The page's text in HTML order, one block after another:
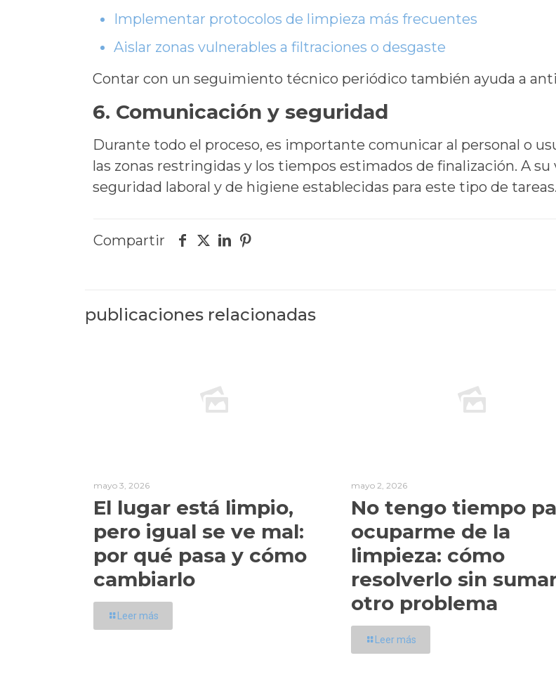
Implementar protocolos de limpieza más frecuentes
Aislar zonas vulnerables a filtraciones o desgaste
Contar con un seguimiento técnico periódico también ayuda a
6. Comunicación y seguridad
Durante todo el proceso, es importante comunicar al personal o
las zonas restringidas y los tiempos estimados de finalización. A
seguridad laboral y de higiene establecidas para este tipo de tareas.
Compartir
publicaciones relacionadas
mayo 3, 2026
El lugar está limpio,
pero igual se ve mal:
por qué pasa y cómo
cambiarlo
Leer más
mayo 2, 2026
No tengo tiempo
ocuparme de la
limpieza: cómo
resolverlo sin
otro problema
Leer más